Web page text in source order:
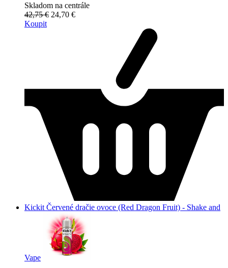
Skladom na centrále
42,75 € 24,70 €
Koupit
Kickit Červené dračie ovoce (Red Dragon Fruit) - Shake and
Vape